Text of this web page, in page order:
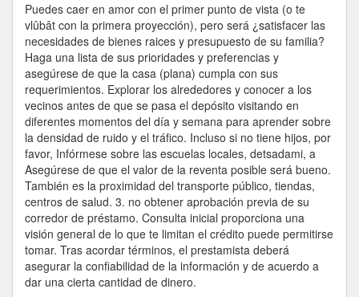
Puedes caer en amor con el primer punto de vista (o te
vlûbât con la primera proyección), pero será ¿satisfacer las
necesidades de bienes raices y presupuesto de su familia?
Haga una lista de sus prioridades y preferencias y
asegúrese de que la casa (plana) cumpla con sus
requerimientos. Explorar los alrededores y conocer a los
vecinos antes de que se pasa el depósito visitando en
diferentes momentos del día y semana para aprender sobre
la densidad de ruido y el tráfico. Incluso si no tiene hijos, por
favor, Infórmese sobre las escuelas locales, detsadami, a
Asegúrese de que el valor de la reventa posible será bueno.
También es la proximidad del transporte público, tiendas,
centros de salud. 3. no obtener aprobación previa de su
corredor de préstamo. Consulta inicial proporciona una
visión general de lo que te limitan el crédito puede permitirse
tomar. Tras acordar términos, el prestamista deberá
asegurar la confiabilidad de la información y de acuerdo a
dar una cierta cantidad de dinero.